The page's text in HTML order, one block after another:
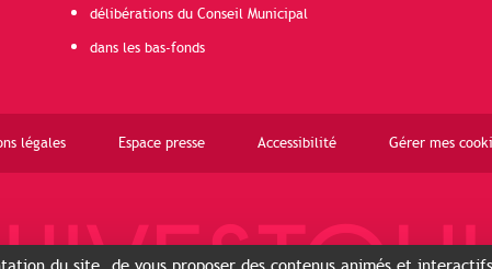
délibérations du Conseil Municipal
dans les bas-fonds
légales Espace presse Accessibilité Gérer mes